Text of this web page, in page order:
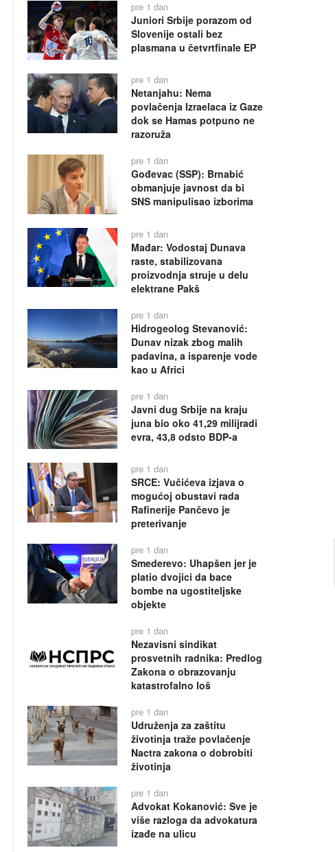
pre 1 dan
Juniori Srbije porazom od
Slovenije ostali bez
plasmana u četvrtfinale EP
pre 1 dan
Netanjahu: Nema
povlačenja Izraelaca iz Gaze
dok se Hamas potpuno ne
razoruža
pre 1 dan
Gođevac (SSP): Brnabić
obmanjuje javnost da bi
SNS manipulisao izborima
pre 1 dan
Mađar: Vodostaj Dunava
raste, stabilizovana
proizvodnja struje u delu
elektrane Pakš
pre 1 dan
Hidrogeolog Stevanović:
Dunav nizak zbog malih
padavina, a isparenje vode
kao u Africi
pre 1 dan
Javni dug Srbije na kraju
juna bio oko 41,29 milijradi
evra, 43,8 odsto BDP-a
pre 1 dan
SRCE: Vučićeva izjava o
mogućoj obustavi rada
Rafinerije Pančevo je
preterivanje
pre 1 dan
Smederevo: Uhapšen jer je
platio dvojici da bace
bombe na ugostiteljske
objekte
pre 1 dan
Nezavisni sindikat
prosvetnih radnika: Predlog
Zakona o obrazovanju
katastrofalno loš
pre 1 dan
Udruženja za zaštitu
životinja traže povlačenje
Nactra zakona o dobrobiti
životinja
pre 1 dan
Advokat Kokanović: Sve je
više razloga da advokatura
izađe na ulicu